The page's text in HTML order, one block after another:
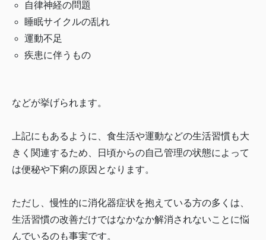
自律神経の問題
睡眠サイクルの乱れ
運動不足
疾患に伴うもの
などが挙げられます。
上記にもあるように、食生活や運動などの生活習慣も大
きく関連するため、日頃からの自己管理の状態によって
は便秘や下痢の原因となります。
ただし、慢性的に消化器症状を抱えている方の多くは、
生活習慣の改善だけではなかなか解消されないことに悩
んでいるのも事実です。